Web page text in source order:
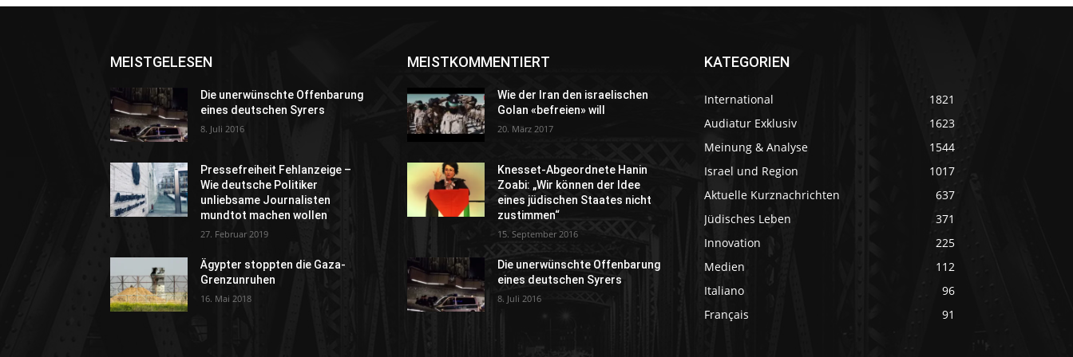
MEISTGELESEN
Die unerwünschte Offenbarung
eines deutschen Syrers
8. Juli 2016
Pressefreiheit Fehlanzeige –
Wie deutsche Politiker
unliebsame Journalisten
mundtot machen wollen
27. Februar 2019
Ägypter stoppten die Gaza-
Grenzunruhen
16. Mai 2018
MEISTKOMMENTIERT
Wie der Iran den israelischen
Golan «befreien» will
20. März 2017
Knesset-Abgeordnete Hanin
Zoabi: „Wir können der Idee
eines jüdischen Staates nicht
zustimmen“
15. September 2016
Die unerwünschte Offenbarung
eines deutschen Syrers
8. Juli 2016
KATEGORIEN
International
1821
Audiatur Exklusiv
1623
Meinung & Analyse
1544
Israel und Region
1017
Aktuelle Kurznachrichten
637
Jüdisches Leben
371
Innovation
225
Medien
112
Italiano
96
Français
91